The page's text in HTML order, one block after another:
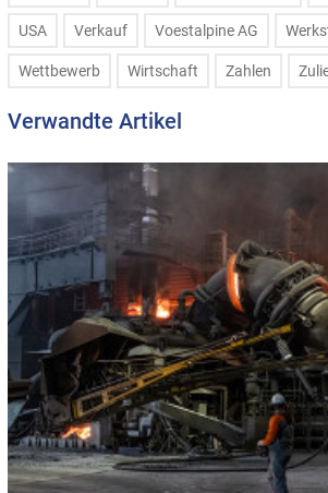
USA Verkauf Voestalpine AG
Wettbewerb Wirtschaft Zahlen
Verwandte Artikel